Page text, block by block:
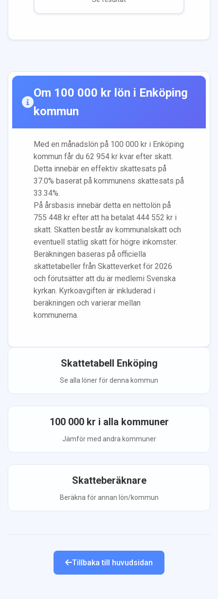
Om 100 000 kr lön i Enköping
kommun
Med en månadslön på 100 000 kr i Enköping
kommun får du 62 954 kr kvar efter skatt.
Detta innebär en effektiv skattesats på
37.0% baserat på kommunens skattesats på
33.34%.
På årsbasis innebär detta en nettolön på
755 448 kr efter att ha betalat 444 552 kr i
skatt. Skatten består av kommunalskatt och
eventuell statlig skatt för högre inkomster.
Beräkningen baseras på officiella
skattetabeller från Skatteverket för 2026
och förutsätter att du är medlemi Svenska
kyrkan. Kyrkoavgiften är inkluderad i
beräkningen och varierar mellan
kommunerna.
Skattetabell Enköping
Se alla löner för denna kommun
100 000kr i alla kommuner
Jämför med andra kommuner
Skatteberäknare
Beräkna för annan lön/kommun
Tillbaka till huvudsidan